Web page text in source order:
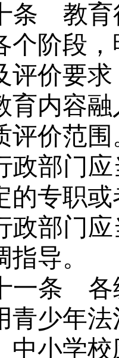
条 教育
个阶段
评价要
育内容
评价范围
政部门
的专职
政部门
导。
一条 各
青少年
中小学